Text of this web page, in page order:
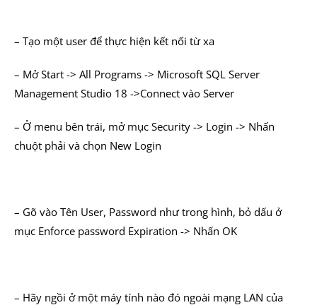
– Tạo một user để thực hiện kết nối từ xa
– Mở Start -> All Programs -> Microsoft SQL Server
Management Studio 18 ->Connect vào Server
– Ở menu bên trái, mở mục Security -> Login -> Nhấn
chuột phải và chọn New Login
– Gõ vào Tên User, Password như trong hình, bỏ dấu ở
mục Enforce password Expiration -> Nhấn OK
– Hãy ngồi ở một máy tính nào đó ngoài mạng LAN của